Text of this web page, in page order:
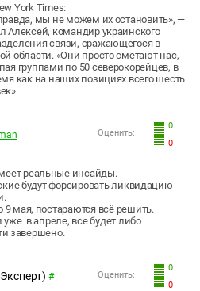
York Times:
мы не можем их остановить», —
Алексей, командир украинского
связи, сражающегося в
области. «Они просто сметают нас,
группами по 50 северокорейцев, в
как на наших позициях всего шесть
0
0
Оценить:
реальные инсайды.
будут форсировать ликвидацию
мая, постараются всё решить.
в апреле, все будет либо
завершено.
0
0
Оценить:
#